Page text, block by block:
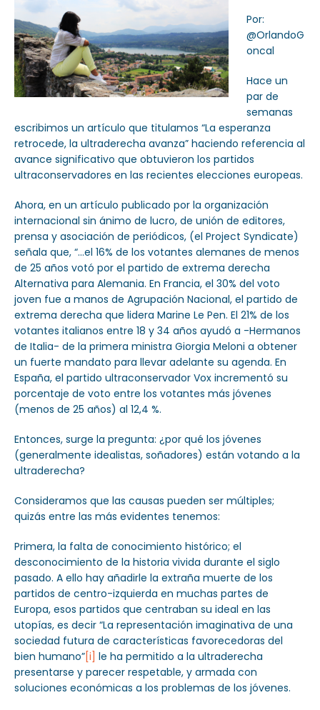
Por:
@OrlandoG
oncal
Hace un
par de
semanas
escribimos un artículo que titulamos “La esperanza
retrocede, la ultraderecha avanza” haciendo referencia al
avance significativo que obtuvieron los partidos
ultraconservadores en las recientes elecciones europeas.
Ahora, en un artículo publicado por la organización
internacional sin ánimo de lucro, de unión de editores,
prensa y asociación de periódicos, (el Project Syndicate)
señala que, “…el 16% de los votantes alemanes de menos
de 25 años votó por el partido de extrema derecha
Alternativa para Alemania. En Francia, el 30% del voto
joven fue a manos de Agrupación Nacional, el partido de
extrema derecha que lidera Marine Le Pen. El 21% de los
votantes italianos entre 18 y 34 años ayudó a -Hermanos
de Italia- de la primera ministra Giorgia Meloni a obtener
un fuerte mandato para llevar adelante su agenda. En
España, el partido ultraconservador Vox incrementó su
porcentaje de voto entre los votantes más jóvenes
(menos de 25 años) al 12,4 %.
Entonces, surge la pregunta: ¿por qué los jóvenes
(generalmente idealistas, soñadores) están votando a la
ultraderecha?
Consideramos que las causas pueden ser múltiples;
quizás entre las más evidentes tenemos:
Primera, la falta de conocimiento histórico; el
desconocimiento de la historia vivida durante el siglo
pasado. A ello hay añadirle la extraña muerte de los
partidos de centro-izquierda en muchas partes de
Europa, esos partidos que centraban su ideal en las
utopías, es decir “La representación imaginativa de una
sociedad futura de características favorecedoras del
bien humano”[i] le ha permitido a la ultraderecha
presentarse y parecer respetable, y armada con
soluciones económicas a los problemas de los jóvenes.